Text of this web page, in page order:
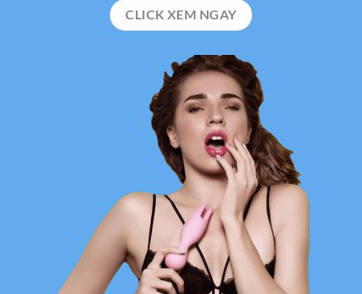
CLICK XEM NGAY